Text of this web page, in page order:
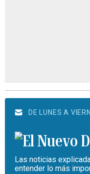
DE LUNES A
Las noticias
entender lo más